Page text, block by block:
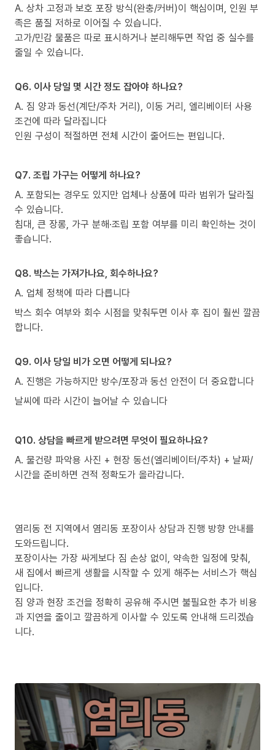
A. 상차 고정과 보호 포장 방식(완충/커버)이 핵심이며, 인원 부
족은 품질 저하로 이어질 수 있습니다.
고가/민감 물품은 따로 표시하거나 분리해두면 작업 중 실수를
줄일 수 있습니다.
Q6. 이사 당일 몇 시간 정도 잡아야 하나요?
A. 짐 양과 동선(계단/주차 거리), 이동 거리, 엘리베이터 사용
조건에 따라 달라집니다
인원 구성이 적절하면 전체 시간이 줄어드는 편입니다.
Q7. 조립 가구는 어떻게 하나요?
A. 포함되는 경우도 있지만 업체나 상품에 따라 범위가 달라질
수 있습니다.
침대, 큰 장롱, 가구 분해·조립 포함 여부를 미리 확인하는 것이
좋습니다.
Q8. 박스는 가져가나요, 회수하나요?
A. 업체 정책에 따라 다릅니다
박스 회수 여부와 회수 시점을 맞춰두면 이사 후 집이 훨씬 깔끔
합니다.
Q9. 이사 당일 비가 오면 어떻게 되나요?
A. 진행은 가능하지만 방수/포장과 동선 안전이 더 중요합니다
날씨에 따라 시간이 늘어날 수 있습니다
Q10. 상담을 빠르게 받으려면 무엇이 필요하나요?
A. 물건량 파악용 사진 + 현장 동선(엘리베이터/주차) + 날짜/
시간을 준비하면 견적 정확도가 올라갑니다.
염리동 전 지역에서 염리동 포장이사 상담과 진행 방향 안내를
도와드립니다.
포장이사는 가장 싸게보다 짐 손상 없이, 약속한 일정에 맞춰,
새 집에서 빠르게 생활을 시작할 수 있게 해주는 서비스가 핵심
입니다.
짐 양과 현장 조건을 정확히 공유해 주시면 불필요한 추가 비용
과 지연을 줄이고 깔끔하게 이사할 수 있도록 안내해 드리겠습
니다.